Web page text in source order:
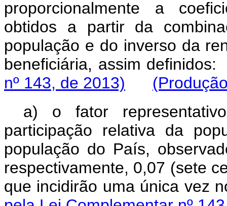
proporcionalmente a
obtidos a partir da
população e do inverso da
beneficiária, assim definidos:
nº 143, de 2013)
a) o fator
participação relativa da
população do País,
respectivamente, 0,07 (sete
que incidirão uma única vez